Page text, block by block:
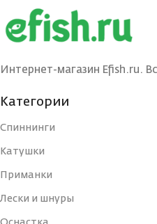
Интернет-магазин Efish.ru.
Категории
Спиннинги
Катушки
Приманки
Лески и шнуры